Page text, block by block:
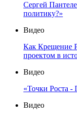
Сергей
политику?»
Видео
Как Крещение
проектом в
Видео
«Точки Роста
Видео